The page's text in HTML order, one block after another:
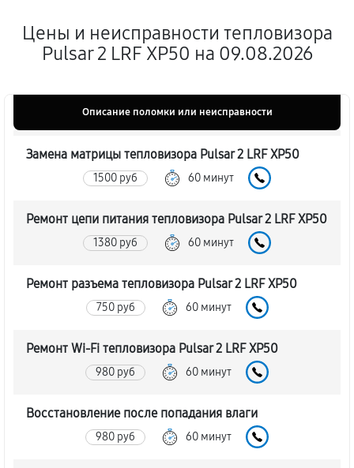
Цены и неисправности тепловизора
Pulsar 2 LRF XP50 на 09.08.2026
Описание поломки или неисправности
Замена матрицы тепловизора Pulsar 2 LRF XP50
1500 руб 60 минут
Ремонт цепи питания тепловизора Pulsar 2 LRF XP50
1380 руб 60 минут
Ремонт разъема тепловизора Pulsar 2 LRF XP50
750 руб 60 минут
Ремонт Wi-Fi тепловизора Pulsar 2 LRF XP50
980 руб 60 минут
Восстановление после попадания влаги
980 руб 60 минут